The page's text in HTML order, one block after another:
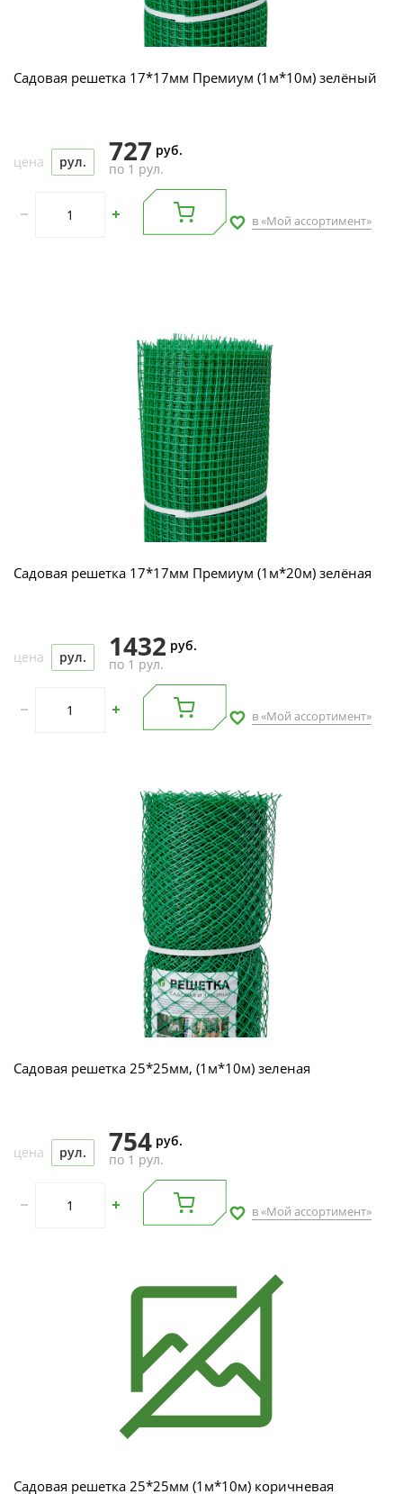
Садовая решетка 17*17мм Премиум (1м*10м) зелёный
цена рул. 727 руб.
по 1 рул.
в «Мой ассортимент»
Садовая решетка 17*17мм Премиум (1м*20м) зелёная
цена рул. 1432 руб.
по 1 рул.
в «Мой ассортимент»
Садовая решетка 25*25мм, (1м*10м) зеленая
цена рул. 754 руб.
по 1 рул.
в «Мой ассортимент»
Садовая решетка 25*25мм (1м*10м) коричневая